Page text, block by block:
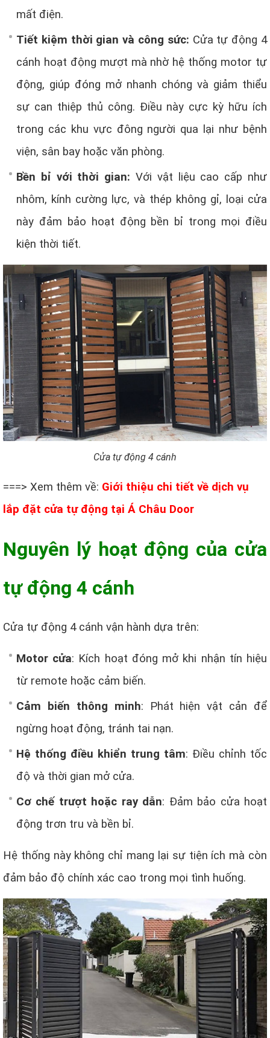
mất điện.
Tiết kiệm thời gian và công sức: Cửa tự động 4
cánh hoạt động mượt mà nhờ hệ thống motor tự
động, giúp đóng mở nhanh chóng và giảm thiểu
sự can thiệp thủ công. Điều này cực kỳ hữu ích
trong các khu vực đông người qua lại như bệnh
viện, sân bay hoặc văn phòng.
Bền bỉ với thời gian: Với vật liệu cao cấp như
nhôm, kính cường lực, và thép không gỉ, loại cửa
này đảm bảo hoạt động bền bỉ trong mọi điều
kiện thời tiết.
Cửa tự động 4 cánh
===> Xem thêm về: Giới thiệu chi tiết về dịch vụ
lắp đặt cửa tự động tại Á Châu Door
Nguyên lý hoạt động của cửa
tự động 4 cánh
Cửa tự động 4 cánh vận hành dựa trên:
Motor cửa: Kích hoạt đóng mở khi nhận tín hiệu
từ remote hoặc cảm biến.
Cảm biến thông minh: Phát hiện vật cản để
ngừng hoạt động, tránh tai nạn.
Hệ thống điều khiển trung tâm: Điều chỉnh tốc
độ và thời gian mở cửa.
Cơ chế trượt hoặc ray dẫn: Đảm bảo cửa hoạt
động trơn tru và bền bỉ.
Hệ thống này không chỉ mang lại sự tiện ích mà còn
đảm bảo độ chính xác cao trong mọi tình huống.